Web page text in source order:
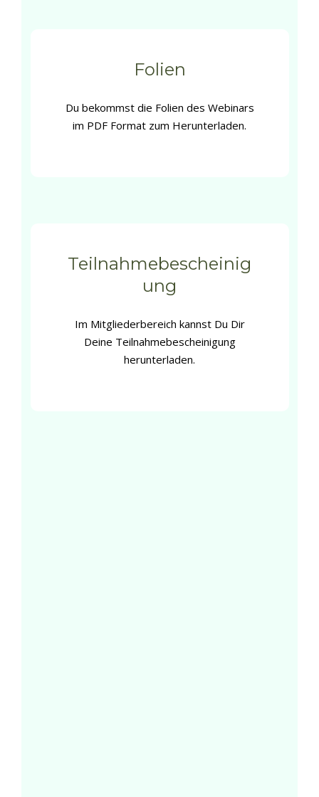
Folien
Du bekommst die Folien des Webinars
im PDF Format zum Herunterladen.
Teilnahmebescheinig
ung
Im Mitgliederbereich kannst Du Dir
Deine Teilnahmebescheinigung
herunterladen.